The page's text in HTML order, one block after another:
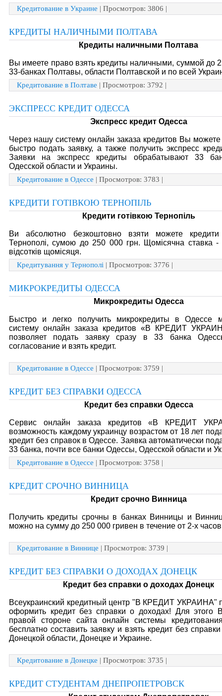
Кредитование в Украине | Просмотров: 3806 |
КРЕДИТЫ НАЛИЧНЫМИ ПОЛТАВА
Кредиты наличными Полтава
Вы имеете право взять кредиты наличными, суммой до
33-банках Полтавы, области Полтавской и по всей
Кредитование в Полтаве | Просмотров: 3792 |
ЭКСПРЕСС КРЕДИТ ОДЕССА
Экспресс кредит Одесса
Через нашу систему онлайн заказа кредитов Вы
быстро подать заявку, а также получить экспресс
Заявки на экспресс кредиты обрабатывают 33
Одесской области и Украины.
Кредитование в Одессе | Просмотров: 3783 |
КРЕДИТИ ГОТІВКОЮ ТЕРНОПІЛЬ
Кредити готівкою Тернопіль
Ви абсолютно безкоштовно взяти можете кредити
Тернополі, сумою до 250 000 грн. Щомісячна ставка
відсотків щомісяця.
Кредитування у Тернополі | Просмотров: 3776 |
МИКРОКРЕДИТЫ ОДЕССА
Микрокредиты Одесса
Быстро и легко получить микрокредиты в Одессе
систему онлайн заказа кредитов «В КРЕДИТ
позволяет подать заявку сразу в 33 банка
согласование и взять кредит.
Кредитование в Одессе | Просмотров: 3759 |
КРЕДИТ БЕЗ СПРАВКИ ОДЕССА
Кредит без справки Одесса
Сервис онлайн заказа кредитов «В КРЕДИТ
возможность каждому украинцу возрастом от 18 лет
кредит без справок в Одессе. Заявка автоматически
33 банка, почти все банки Одессы, Одесской области и
Кредитование в Одессе | Просмотров: 3758 |
КРЕДИТ СРОЧНО ВИННИЦА
Кредит срочно Винница
Получить кредиты срочны в банках Винницы и
можно на сумму до 250 000 гривен в течение от 2-х
Кредитование в Виннице | Просмотров: 3739 |
КРЕДИТ БЕЗ СПРАВКИ О ДОХОДАХ ДОНЕЦК
Кредит без справки о доходах Донецк
Всеукраинский кредитный центр "В КРЕДИТ УКРАИНА"
оформить кредит без справки о доходах! Для этого
правой стороне сайта онлайн системы
бесплатно составить заявку и взять кредит без
Донецкой области, Донецке и Украине.
Кредитование в Донецке | Просмотров: 3735 |
КРЕДИТ СТУДЕНТАМ ДНЕПРОПЕТРОВСК